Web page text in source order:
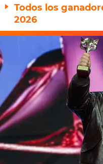
Todos los
2026